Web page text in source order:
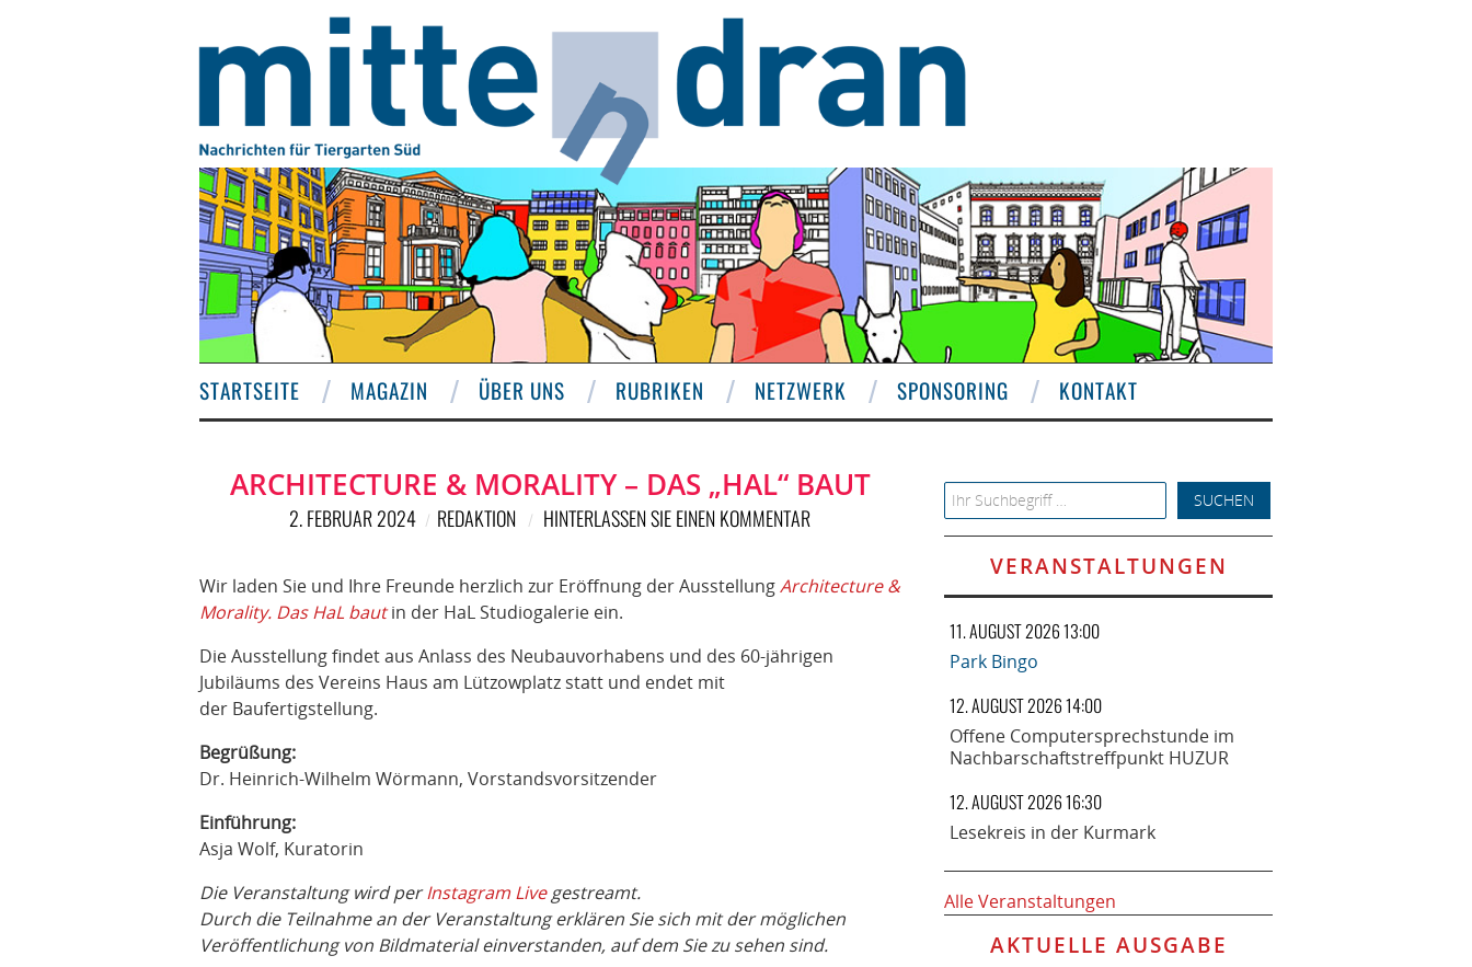
STARTSEITE MAGAZIN ÜBER UNS RUBRIKEN NETZWERK SPONSORING KONTAKT
ARCHITECTURE & MORALITY – DAS „HAL“ BAUT
2. FEBRUAR 2024 REDAKTION HINTERLASSEN SIE EINEN KOMMENTAR
Wir laden Sie und Ihre Freunde herzlich zur Eröffnung der AusstellungArchitecture &
Morality. Das HaL baut in der HaL Studiogalerie ein.
Die Ausstellung findet aus Anlass des Neubauvorhabens und des 60-jährigen
Jubiläums des Vereins Haus am Lützowplatz statt und endet mit
der Baufertigstellung.
Begrüßung:
Dr. Heinrich-Wilhelm Wörmann, Vorstandsvorsitzender
Einführung:
Asja Wolf, Kuratorin
Die Veranstaltung wird perInstagram Livegestreamt.
Durch die Teilnahme an der Veranstaltung erklären Sie sich mit der möglichen
Veröffentlichung von Bildmaterial einverstanden, auf dem Sie zu sehen sind.
Search for:
VERANSTALTUNGEN
11. AUGUST 2026 13:00
Park Bingo
12. AUGUST 2026 14:00
Offene Computersprechstunde im
Nachbarschaftstreffpunkt HUZUR
12. AUGUST 2026 16:30
Lesekreis in der Kurmark
Alle Veranstaltungen
AKTUELLE AUSGABE